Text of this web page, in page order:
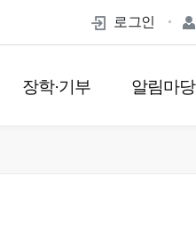
로그인
장학·기부 알림마당